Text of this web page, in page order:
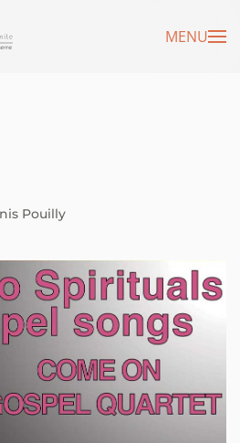
principal MENU
Pouilly